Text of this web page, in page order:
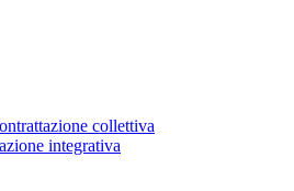
collettiva
integrativa